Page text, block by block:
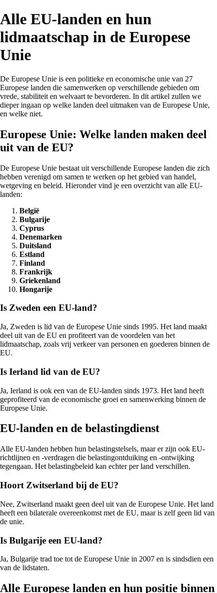
Alle EU-landen en hun
lidmaatschap in de Europese
Unie
De Europese Unie is een politieke en economische unie van 27
Europese landen die samenwerken op verschillende gebieden om
vrede, stabiliteit en welvaart te bevorderen. In dit artikel zullen we
dieper ingaan op welke landen deel uitmaken van de Europese Unie,
en welke niet.
Europese Unie: Welke landen maken deel
uit van de EU?
De Europese Unie bestaat uit verschillende Europese landen die zich
hebben verenigd om samen te werken op het gebied van handel,
wetgeving en beleid. Hieronder vind je een overzicht van alle EU-
landen:
België
Bulgarije
Cyprus
Denemarken
Duitsland
Estland
Finland
Frankrijk
Griekenland
Hongarije
Is Zweden een EU-land?
Ja, Zweden is lid van de Europese Unie sinds 1995. Het land maakt
deel uit van de EU en profiteert van de voordelen van het
lidmaatschap, zoals vrij verkeer van personen en goederen binnen de
EU.
Is Ierland lid van de EU?
Ja, Ierland is ook een van de EU-landen sinds 1973. Het land heeft
geprofiteerd van de economische groei en samenwerking binnen de
Europese Unie.
EU-landen en de belastingdienst
Alle EU-landen hebben hun belastingstelsels, maar er zijn ook EU-
richtlijnen en -verdragen die belastingontduiking en -ontwijking
tegengaan. Het belastingbeleid kan echter per land verschillen.
Hoort Zwitserland bij de EU?
Nee, Zwitserland maakt geen deel uit van de Europese Unie. Het land
heeft een bilaterale overeenkomst met de EU, maar is zelf geen lid van
de unie.
Is Bulgarije een EU-land?
Ja, Bulgarije trad toe tot de Europese Unie in 2007 en is sindsdien een
van de lidstaten.
Alle Europese landen en hun positie binnen